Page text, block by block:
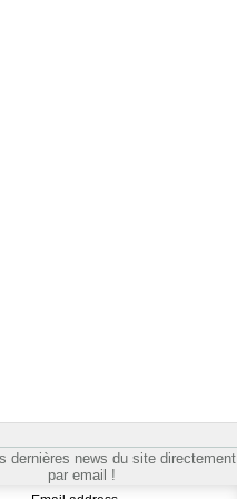
dernières news du site directement
par email !